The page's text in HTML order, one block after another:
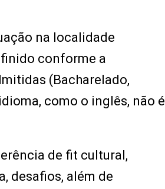
na localidade
conforme a
(Bacharelado,
como o inglês, não é
de fit cultural,
desafios, além de